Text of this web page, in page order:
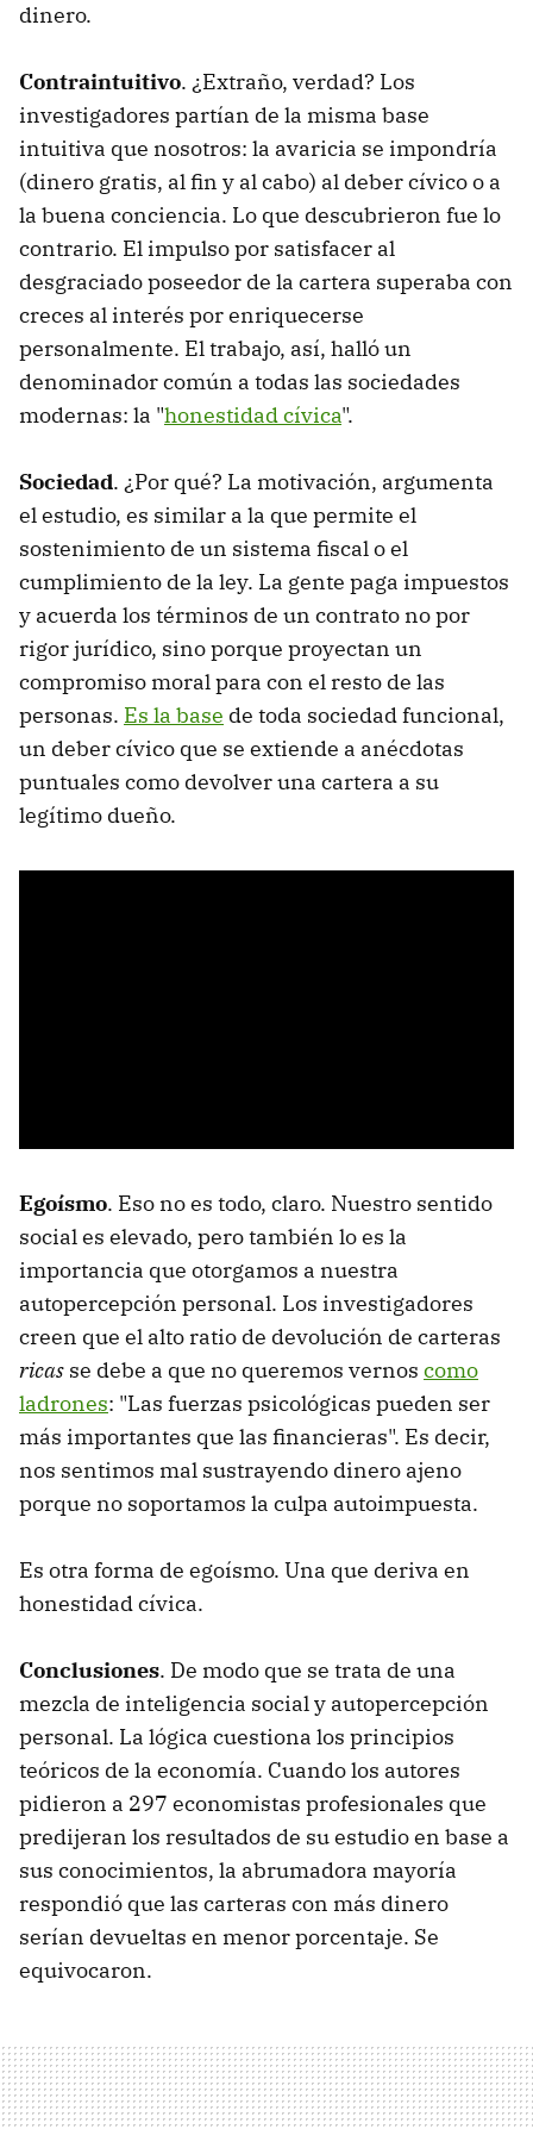
dinero.
Contraintuitivo. ¿Extraño, verdad? Los
investigadores partían de la misma base
intuitiva que nosotros: la avaricia se impondría
(dinero gratis, al fin y al cabo) al deber cívico o a
la buena conciencia. Lo que descubrieron fue lo
contrario. El impulso por satisfacer al
desgraciado poseedor de la cartera superaba con
creces al interés por enriquecerse
personalmente. El trabajo, así, halló un
denominador común a todas las sociedades
modernas: la "honestidad cívica".
Sociedad. ¿Por qué? La motivación, argumenta
el estudio, es similar a la que permite el
sostenimiento de un sistema fiscal o el
cumplimiento de la ley. La gente paga impuestos
y acuerda los términos de un contrato no por
rigor jurídico, sino porque proyectan un
compromiso moral para con el resto de las
personas. Es la base de toda sociedad funcional,
un deber cívico que se extiende a anécdotas
puntuales como devolver una cartera a su
legítimo dueño.
Egoísmo. Eso no es todo, claro. Nuestro sentido
social es elevado, pero también lo es la
importancia que otorgamos a nuestra
autopercepción personal. Los investigadores
creen que el alto ratio de devolución de carteras
ricas se debe a que no queremos vernos como
ladrones: "Las fuerzas psicológicas pueden ser
más importantes que las financieras". Es decir,
nos sentimos mal sustrayendo dinero ajeno
porque no soportamos la culpa autoimpuesta.
Es otra forma de egoísmo. Una que deriva en
honestidad cívica.
Conclusiones. De modo que se trata de una
mezcla de inteligencia social y autopercepción
personal. La lógica cuestiona los principios
teóricos de la economía. Cuando los autores
pidieron a 297 economistas profesionales que
predijeran los resultados de su estudio en base a
sus conocimientos, la abrumadora mayoría
respondió que las carteras con más dinero
serían devueltas en menor porcentaje. Se
equivocaron.